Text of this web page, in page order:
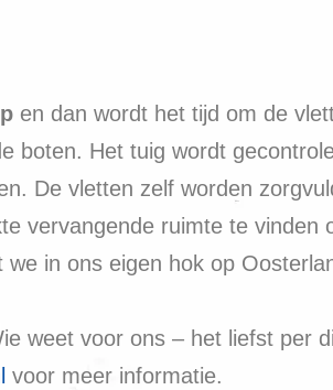
en dan wordt het tijd om de
boten. Het tuig wordt
De vletten zelf worden
vervangende ruimte te vinden
in ons eigen hok op
weet voor ons – het liefst per
voor meer informatie.